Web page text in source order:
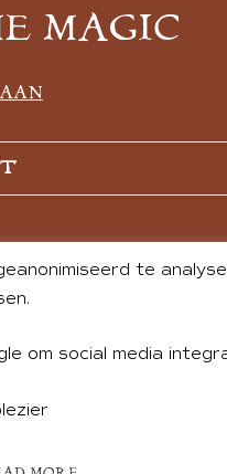
MAGIC
BY
te
om social media